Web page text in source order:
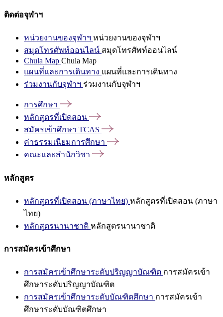
ติดต่อจุฬาฯ
หน่วยงานของจุฬาฯ หน่วยงานของจุฬาฯ
สมุดโทรศัพท์ออนไลน์ สมุดโทรศัพท์ออนไลน์
Chula Map Chula Map
แผนที่และการเดินทาง แผนที่และการเดินทาง
ร่วมงานกับจุฬาฯ ร่วมงานกับจุฬาฯ
การศึกษา
หลักสูตรที่เปิดสอน
สมัครเข้าศึกษา TCAS
ค่าธรรมเนียมการศึกษา
คณะและสำนักวิชา
หลักสูตร
หลักสูตรที่เปิดสอน (ภาษาไทย) หลักสูตรที่เปิดสอน (ภาษา
ไทย)
หลักสูตรนานาชาติ หลักสูตรนานาชาติ
การสมัครเข้าศึกษา
การสมัครเข้าศึกษาระดับปริญญาบัณฑิต การสมัครเข้า
ศึกษาระดับปริญญาบัณฑิต
การสมัครเข้าศึกษาระดับบัณฑิตศึกษา การสมัครเข้า
ศึกษาระดับบัณฑิตศึกษา